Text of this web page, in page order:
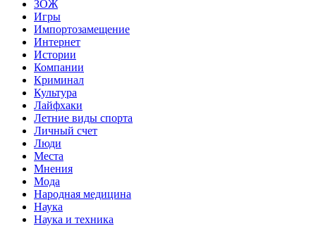
ЗОЖ
Игры
Импортозамещение
Интернет
Истории
Компании
Криминал
Культура
Лайфхаки
Летние виды спорта
Личный счет
Люди
Места
Мнения
Мода
Народная медицина
Наука
Наука и техника